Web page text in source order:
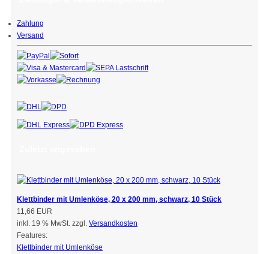
Zahlung
Versand
Klettbinder mit Umlenköse, 20 x 200 mm, schwarz, 10 Stück
11,66 EUR
inkl. 19 % MwSt. zzgl. Versandkosten
Features:
Klettbinder mit Umlenköse